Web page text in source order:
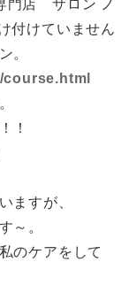
門店 サロン ノ
付けていません
。
！
ますが、
～。
のケアをして